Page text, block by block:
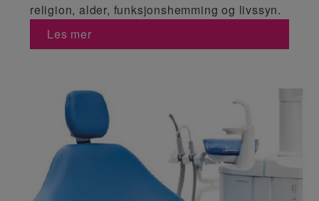
religion, alder, funksjonshemming og livssyn.
Les mer